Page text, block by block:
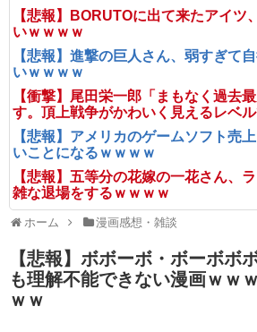
【悲報】BORUTOに出て来たアイツ
いｗｗｗｗ
【悲報】進撃の巨人さん、弱すぎて
いｗｗｗｗ
【衝撃】尾田栄一郎「まもなく過去
す。頂上戦争がかわいく見えるレベ
【悲報】アメリカのゲームソフト売
いことになるｗｗｗｗ
【悲報】五等分の花嫁の一花さん、
雑な退場をするｗｗｗｗ
ホーム 漫画感想・雑談
【悲報】ボボーボ・ボーボボ
も理解不能できない漫画ｗｗ
ｗｗ